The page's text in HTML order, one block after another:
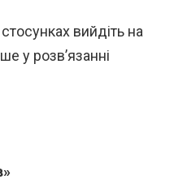
вийдіть на
у розв’язанні